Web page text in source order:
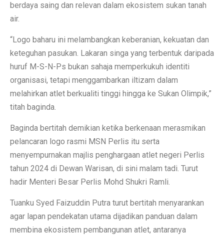
berdaya saing dan relevan dalam ekosistem sukan tanah
air.
“Logo baharu ini melambangkan keberanian, kekuatan dan
keteguhan pasukan. Lakaran singa yang terbentuk daripada
huruf M-S-N-Ps bukan sahaja memperkukuh identiti
organisasi, tetapi menggambarkan iltizam dalam
melahirkan atlet berkualiti tinggi hingga ke Sukan Olimpik,”
titah baginda.
Baginda bertitah demikian ketika berkenaan merasmikan
pelancaran logo rasmi MSN Perlis itu serta
menyempurnakan majlis penghargaan atlet negeri Perlis
tahun 2024 di Dewan Warisan, di sini malam tadi. Turut
hadir Menteri Besar Perlis Mohd Shukri Ramli.
Tuanku Syed Faizuddin Putra turut bertitah menyarankan
agar lapan pendekatan utama dijadikan panduan dalam
membina ekosistem pembangunan atlet, antaranya